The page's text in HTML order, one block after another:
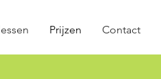
Prijzen Contact